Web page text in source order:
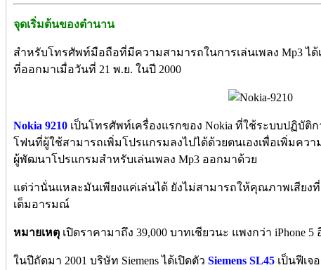
จุดเริ่มต้นของตำนาน
สำหรับโทรศัพท์มือถือที่มีความสามารถในการเล่นเพลง Mp3 ได้
ที่ออกมาเมื่อวันที่ 21 พ.ย. ในปี 2000
Nokia 9210 เป็นโทรศัพท์เครื่องแรกของ Nokia ที่ใช้ระบบปฏิบัติก
โฟนที่ผู้ใช้สามารถเพิ่มโปรแกรมลงไปได้ด้วยตนเองเพื่อเพิ่มค
ผู้พัฒนาโปรแกรมสำหรับเล่นเพลง Mp3 ออกมาด้วย
แต่ว่านั่นแหละมันเพียงแค่เล่นได้ ยังไม่สามารถให้คุณภาพเสียง
เต็มอารมณ์
หมายเหตุ เปิดราคามาถึง 39,000 บาทเชียวนะ แพงกว่า iPhone 5
ในปีถัดมา 2001 บริษัท Siemens ได้เปิดตัว Siemens SL45 เป็นฟีเจ